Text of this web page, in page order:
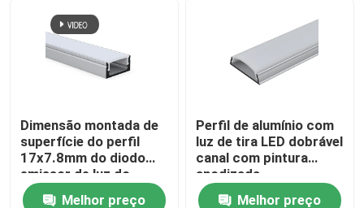
Dimensão montada de
superfície do perfil
17x7.8mm do diodo
emissor de luz do
escritório do vestuário
Melhor preço
Perfil de alumínio com
luz de tira LED dobrável
canal com pintura
anodizada
Melhor preço